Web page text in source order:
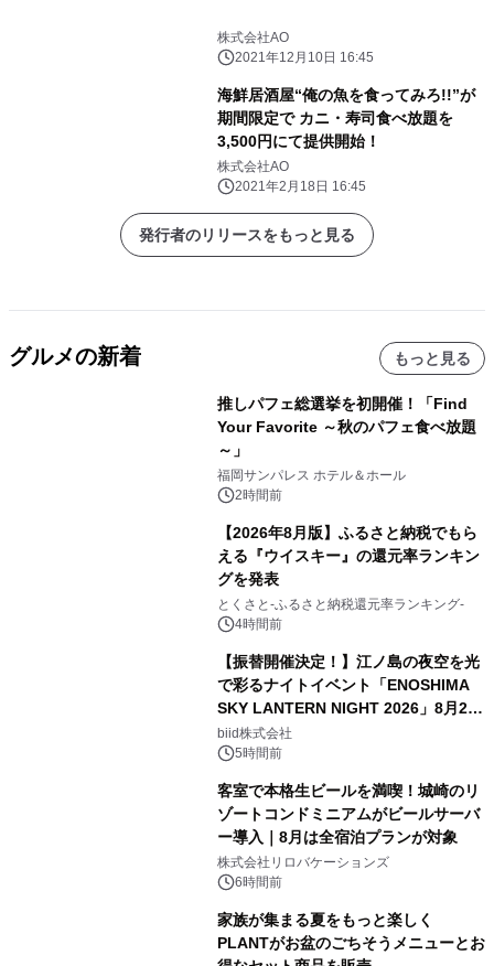
株式会社AO
2021年12月10日 16:45
海鮮居酒屋“俺の魚を食ってみろ!!”が
期間限定で カニ・寿司食べ放題を
3,500円にて提供開始！
株式会社AO
2021年2月18日 16:45
発行者のリリースをもっと見る
グルメの新着 もっと見る
推しパフェ総選挙を初開催！「Find
Your Favorite ～秋のパフェ食べ放題
～」
福岡サンパレス ホテル＆ホール
2時間前
【2026年8月版】ふるさと納税でもら
える『ウイスキー』の還元率ランキン
グを発表
とくさと-ふるさと納税還元率ランキング-
4時間前
【振替開催決定！】江ノ島の夜空を光
で彩るナイトイベント「ENOSHIMA
SKY LANTERN NIGHT 2026」8月22
日(土)振替開催＆受付スタート！
biid株式会社
5時間前
客室で本格生ビールを満喫！城崎のリ
ゾートコンドミニアムがビールサーバ
ー導入｜8月は全宿泊プランが対象
株式会社リロバケーションズ
6時間前
家族が集まる夏をもっと楽しく
PLANTがお盆のごちそうメニューとお